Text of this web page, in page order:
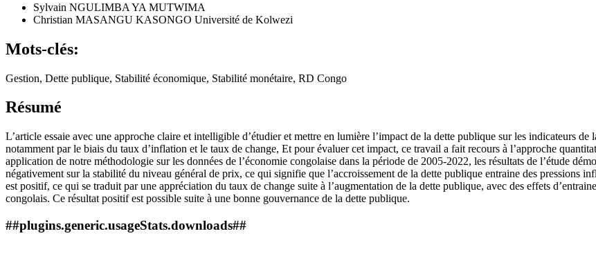
Sylvain NGULIMBA YA MUTWIMA
Christian MASANGU KASONGO Université de Kolwezi
Mots-clés:
Gestion, Dette publique, Stabilité économique, Stabilité monétaire, RD Congo
Résumé
L’article essaie avec une approche claire et intelligible d’étudier et mettre en lumière l’impact de la dette publique sur les indicateurs
notamment par le biais du taux d’inflation et le taux de change, Et pour évaluer cet impact, ce travail a fait recours à l’approche
application de notre méthodologie sur les données de l’économie congolaise dans la période de 2005-2022, les résultats de l’étude
négativement sur la stabilité du niveau général de prix, ce qui signifie que l’accroissement de la dette publique entraine des pressions
est positif, ce qui se traduit par une appréciation du taux de change suite à l’augmentation de la dette publique, avec des effets
congolais. Ce résultat positif est possible suite à une bonne gouvernance de la dette publique.
##plugins.generic.usageStats.downloads##